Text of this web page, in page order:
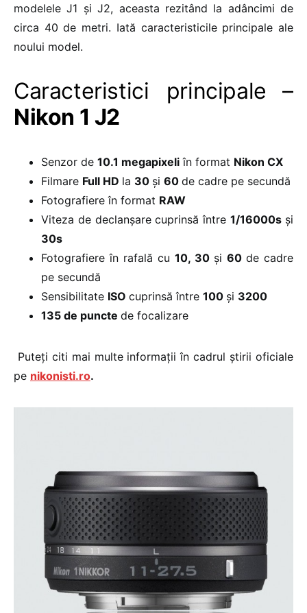
modelele J1 și J2, aceasta rezitând la adâncimi de
circa 40 de metri. Iată caracteristicile principale ale
noului model.
Caracteristici principale
–
Nikon 1 J2
Senzor de 10.1 megapixeli în format Nikon CX
Filmare Full HD la 30 și 60 de cadre pe secundă
Fotografiere în format RAW
Viteza de declanșare cuprinsă între1/16000s și
30s
Fotografiere în rafală cu 10, 30 și 60 de cadre
pe secundă
Sensibilitate ISO cuprinsă între 100 și 3200
135 de puncte de focalizare
Puteți citi mai multe informații în cadrul știrii oficiale
pe nikonisti.ro.